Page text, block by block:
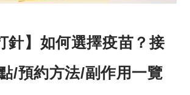
針】如何選擇疫苗？接
/預約方法/副作用一覽